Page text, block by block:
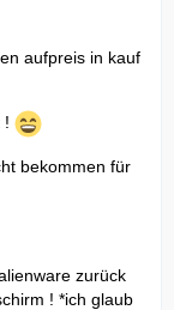
aufpreis in kauf
!
bekommen für
zurück
! *ich glaub